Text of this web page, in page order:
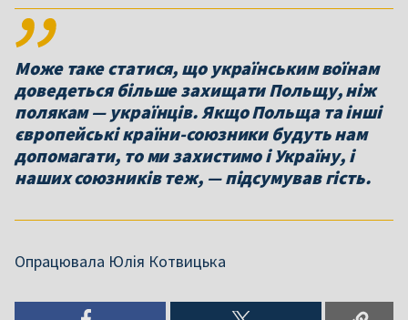
Може таке статися, що українським воїнам
доведеться більше захищати Польщу, ніж
полякам — українців. Якщо Польща та інші
європейські країни-союзники будуть нам
допомагати, то ми захистимо і Україну, і
наших союзників теж, — підсумував гість.
Опрацювала Юлія Котвицька